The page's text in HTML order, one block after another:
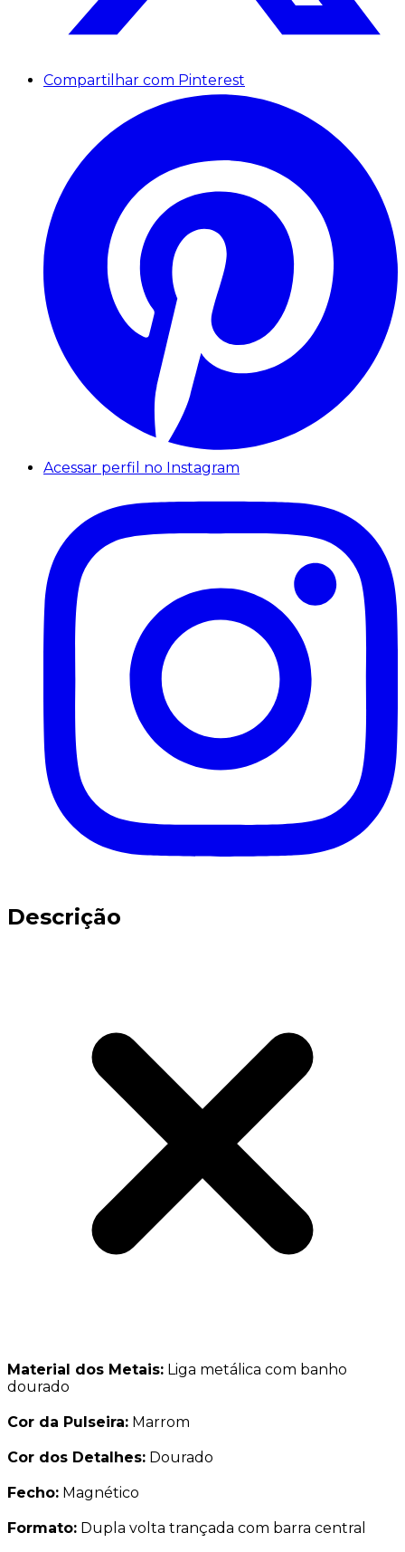
Compartilhar com Pinterest
Acessar perfil no Instagram
Descrição
Material dos Metais: Liga metálica com banho
dourado
Cor da Pulseira: Marrom
Cor dos Detalhes: Dourado
Fecho: Magnético
Formato: Dupla volta trançada com barra central